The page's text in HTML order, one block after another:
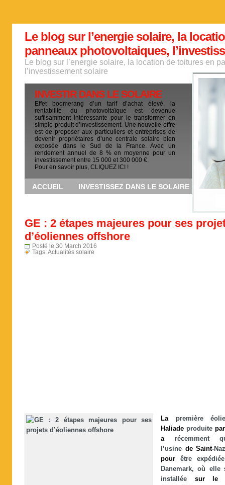
Le blog sur l’energie solaire, la
panneaux photovoltaiques,
Le blog sur l’energie solaire, la location de toitures en
l’investissement solaire
INVESTIR DANS LE SOLAIRE
Effet boomerang d’un tarif d’achat élevé, la
rentabilité du photovoltaïque est devenue
suffisamment intéressante pour le transformer en
simple produit d’investissement. Une nouvelle offre
est de proposer aux particuliers et entreprises de
devenir propriétaires d’une centrale solaire bien
exposée dans le Sud de la France. Avec un
rendement annuel de 8 % en moyenne pour un
investissement entre 15 000 et 300 000 €.
Pour en savoir plus, CLIQUEZ ICI !
ACCUEIL INVESTISSEZ DANS LE SOLAIRE
GE : 2 étapes majeures pour ses
d’éoliennes offshore
Posté le 30 March 2016
Tags:Actualités solaire
Lapremière
Haliade produite par
arécemment
l’usine de Saint-
pour être
Danemark, où elle
installée sur
le